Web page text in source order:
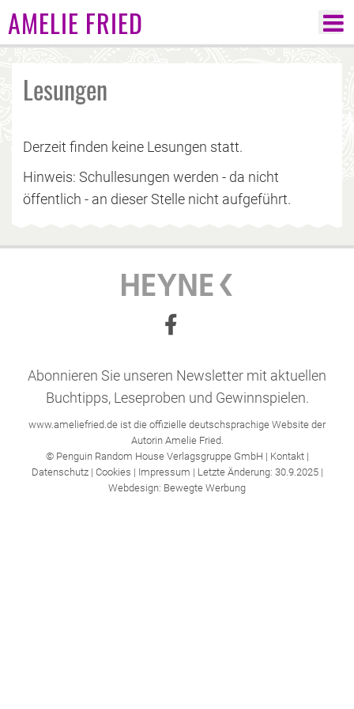
AMELIE FRIED
Lesungen
Derzeit finden keine Lesungen statt.
Hinweis: Schullesungen werden - da nicht
öffentlich - an dieser Stelle nicht aufgeführt.
Abonnieren Sie unseren Newsletter mit aktuellen
Buchtipps, Leseproben und Gewinnspielen.
www.ameliefried.de ist die offizielle deutschsprachige Website der
Autorin Amelie Fried.
© Penguin Random House Verlagsgruppe GmbH | Kontakt|
Datenschutz| Cookies | Impressum | Letzte Änderung: 30.9.2025 |
Webdesign: Bewegte Werbung